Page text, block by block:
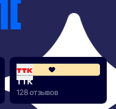
4.3
ТТК
128 отзывов